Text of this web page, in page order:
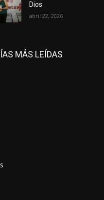
Dios
abril 22, 2026
MÁS LEÍDAS